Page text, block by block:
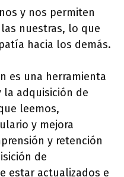
y nos permiten
nuestras, lo que
hacia los demás.
es una herramienta
la adquisición de
leemos,
y mejora
y retención
de
estar actualizados e